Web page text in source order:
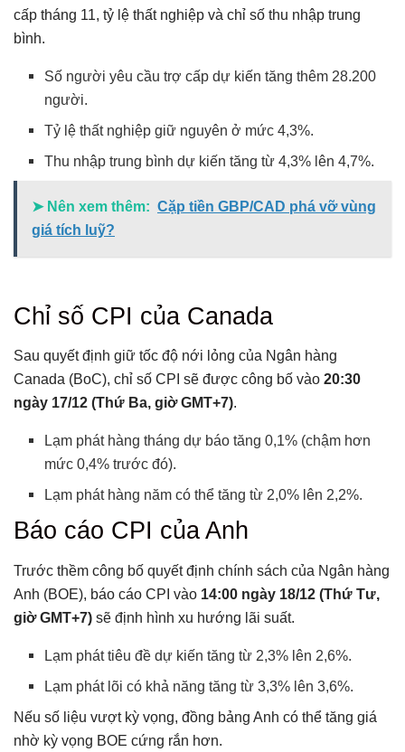
cấp tháng 11, tỷ lệ thất nghiệp và chỉ số thu nhập trung
bình.
Số người yêu cầu trợ cấp dự kiến tăng thêm 28.200
người.
Tỷ lệ thất nghiệp giữ nguyên ở mức 4,3%.
Thu nhập trung bình dự kiến tăng từ 4,3% lên 4,7%.
➤ Nên xem thêm: Cặp tiền GBP/CAD phá vỡ vùng
giá tích luỹ?
Chỉ số CPI của Canada
Sau quyết định giữ tốc độ nới lỏng của Ngân hàng
Canada (BoC), chỉ số CPI sẽ được công bố vào 20:30
ngày 17/12 (Thứ Ba, giờ GMT+7).
Lạm phát hàng tháng dự báo tăng 0,1% (chậm hơn
mức 0,4% trước đó).
Lạm phát hàng năm có thể tăng từ 2,0% lên 2,2%.
Báo cáo CPI của Anh
Trước thềm công bố quyết định chính sách của Ngân hàng
Anh (BOE), báo cáo CPI vào 14:00 ngày 18/12 (Thứ Tư,
giờ GMT+7) sẽ định hình xu hướng lãi suất.
Lạm phát tiêu đề dự kiến tăng từ 2,3% lên 2,6%.
Lạm phát lõi có khả năng tăng từ 3,3% lên 3,6%.
Nếu số liệu vượt kỳ vọng, đồng bảng Anh có thể tăng giá
nhờ kỳ vọng BOE cứng rắn hơn.